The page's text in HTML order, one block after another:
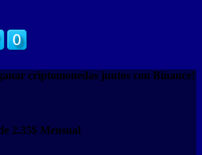
criptomonedas juntos con Binance!
2.35$ Mensual